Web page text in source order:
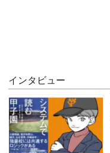
インタビュー